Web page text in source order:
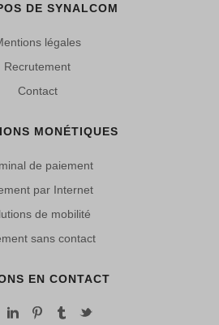
DE SYNALCOM
légales
Recrutement
Contact
MONÉTIQUES
de paiement
par Internet
de mobilité
sans contact
EN CONTACT